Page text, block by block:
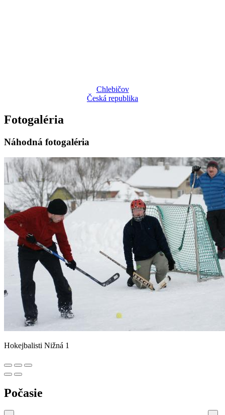
Chlebičov
Česká republika
Fotogaléria
Náhodná fotogaléria
Hokejbalisti Nižná 1
Počasie